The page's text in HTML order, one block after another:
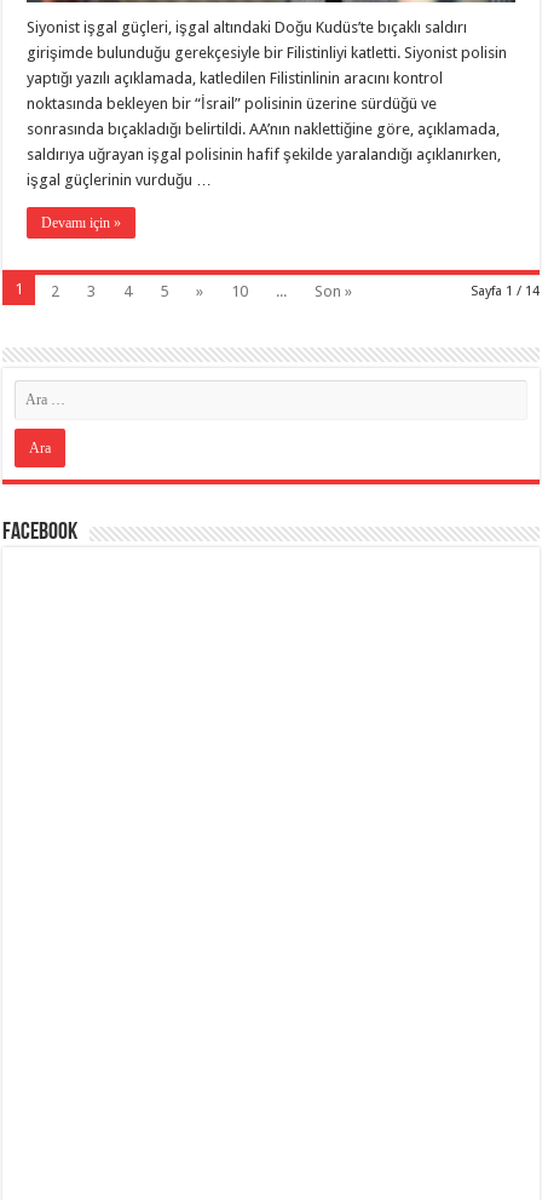
Siyonist işgal güçleri, işgal altındaki Doğu Kudüs’te bıçaklı saldırı
girişimde bulunduğu gerekçesiyle bir Filistinliyi katletti. Siyonist polisin
yaptığı yazılı açıklamada, katledilen Filistinlinin aracını kontrol
noktasında bekleyen bir “İsrail” polisinin üzerine sürdüğü ve
sonrasında bıçakladığı belirtildi. AA’nın naklettiğine göre, açıklamada,
saldırıya uğrayan işgal polisinin hafif şekilde yaralandığı açıklanırken,
işgal güçlerinin vurduğu …
Devamı için »
Sayfa 1 / 14
1 2 3 4 5 » 10 ... Son »
Facebook